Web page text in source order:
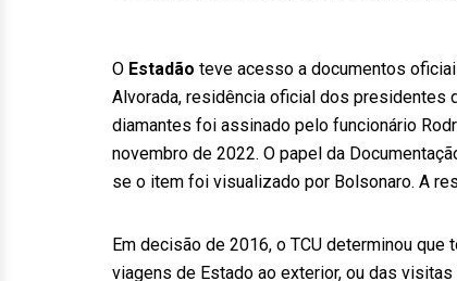
O Estadão teve acesso a documentos
Alvorada, residência oficial dos presidentes
diamantes foi assinado pelo funcionário
novembro de 2022. O papel da
se o item foi visualizado por Bolsonaro. A
Em decisão de 2016, o TCU determinou
viagens de Estado ao exterior, ou das